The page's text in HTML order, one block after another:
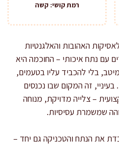
רמת קושי: קשה
האהובות והאלגנטיות
עם נתח איכותי – החוכמה היא
בלי להכביד עליו בטעמים,
זה המקום שבו נכנסים
– צלייה מדויקת, מנוחה
שמשמרת עסיסיות.
את הנתח והטכניקה גם יחד –